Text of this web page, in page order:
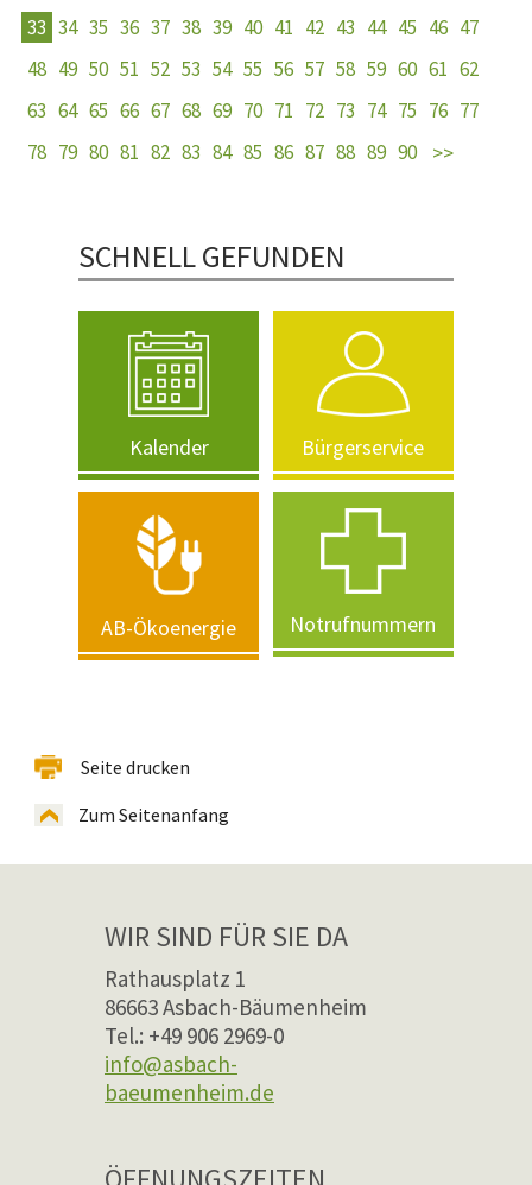
33 34 35 36 37 38 39 40 41 42 43 44 45 46 47
48 49 50 51 52 53 54 55 56 57 58 59 60 61 62
63 64 65 66 67 68 69 70 71 72 73 74 75 76 77
78 79 80 81 82 83 84 85 86 87 88 89 90
SCHNELL GEFUNDEN
Kalender Bürgerservice
AB-Ökoenergie Notrufnummern
Seite drucken
Zum Seitenanfang
WIR SIND FÜR SIE DA
Rathausplatz 1
86663 Asbach-Bäumenheim
Tel.: +49 906 2969-0
info@asbach-
baeumenheim.de